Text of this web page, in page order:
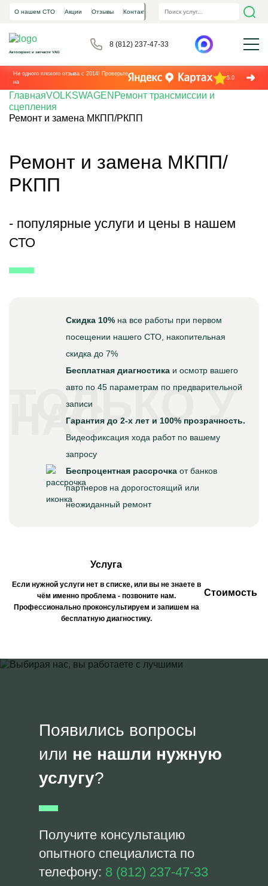
О нашем СТО Акции Отзывы Контакты
Автосервис и запчасти VAG
8 (812) 237-47-33
Ни одного плохого отзыва с 2014! Проверьте
на
5.0
ГлавнаяVOLKSWAGEN Ремонт трансмиссии и
сцепления
Ремонт и замена МКПП/РКПП
Ремонт и замена МКПП/
РКПП
- популярные услуги и цены в нашем
СТО
Скидка 10% на все работы при первом
посещении нашего СТО, накопительная
скидка до 7%
Бесплатная диагностика и осмотр вашего
авто по 45 параметрам по предварительной
записи
Гарантия до 2-х лет и 100% прозрачность.
Видеофиксация хода работ по вашему
запросу
Беспроцентная рассрочка от банков
партнеров на дорогостоящий или
неожиданный ремонт
ТОЛЬКО У
НАС
Услуга
Если нужной услуги нет в списке, или вы не знаете в
чём именно проблема - позвоните нам.
Профессионально проконсультируем и запишем на
бесплатную диагностику.
Стоимость
Появились вопросы
или не нашли нужную
услугу?
Получите консультацию
опытного специалиста по
телефону: 8 (812) 237-47-33